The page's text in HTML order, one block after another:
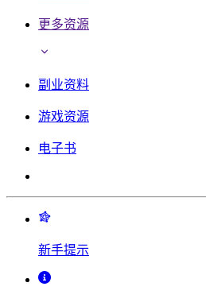
更多资源
副业资料
游戏资源
电子书
新手提示